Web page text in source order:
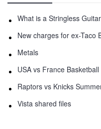
What is a Stringless Guitar
Metals
USA vs France
Raptors vs Knicks
Vista shared files